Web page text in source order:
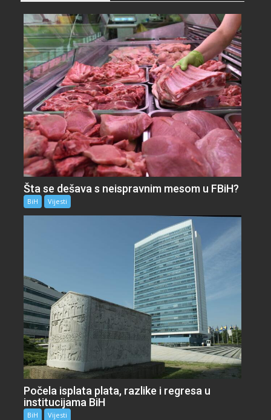
Šta se dešava s neispravnim mesom u FBiH?
BiH Vijesti
Počela isplata plata, razlike i regresa u
institucijama BiH
BiH Vijesti